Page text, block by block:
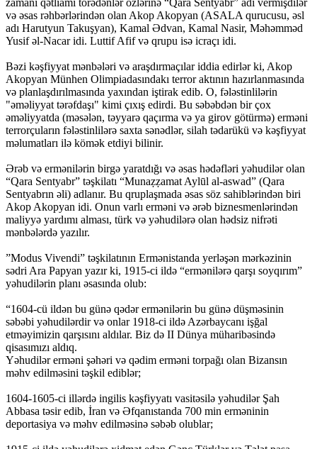
və əsas rəhbərlərindən olan Akop Akopyan (ASALA qurucusu, əsl
adı Harutyun Takuşyan), Kamal Ədvan, Kamal Nasir, Məhəmməd
Yusif əl-Nacar idi. Luttif Afif və qrupu isə icraçı idi.
Bəzi kəşfiyyat mənbələri və araşdırmaçılar iddia edirlər ki, Akop
Akopyan Münhen Olimpiadasındakı terror aktının hazırlanmasında
və planlaşdırılmasında yaxından iştirak edib. O, fələstinlilərin
"əməliyyat tərəfdaşı" kimi çıxış edirdi. Bu səbəbdən bir çox
əməliyyatda (məsələn, təyyarə qaçırma və ya girov götürmə) erməni
terrorçuların fələstinlilərə saxta sənədlər, silah tədarükü və kəşfiyyat
məlumatları ilə kömək etdiyi bilinir.
Ərəb və ermənilərin birgə yaratdığı və əsas hədəfləri yəhudilər olan
“Qara Sentyabr” təşkilatı “Munaẓẓamat Aylūl al-aswad” (Qara
Sentyabrın əli) adlanır. Bu qruplaşmada əsas söz sahiblərindən biri
Akop Akopyan idi. Onun varlı erməni və ərəb biznesmenlərindən
maliyyə yardımı alması, türk və yəhudilərə olan hədsiz nifrəti
mənbələrdə yazılır.
”Modus Vivendi” təşkilatının Ermənistanda yerləşən mərkəzinin
sədri Ara Papyan yazır ki, 1915-ci ildə “ermənilərə qarşı soyqırım”
yəhudilərin planı əsasında olub:
“1604-cü ildən bu günə qədər ermənilərin bu günə düşməsinin
səbəbi yəhudilərdir və onlar 1918-ci ildə Azərbaycanı işğal
etməyimizin qarşısını aldılar. Biz də II Dünya müharibəsində
qisasımızı aldıq.
Yəhudilər erməni şəhəri və qədim erməni torpağı olan Bizansın
məhv edilməsini təşkil ediblər;
1604-1605-ci illərdə ingilis kəşfiyyatı vasitəsilə yəhudilər Şah
Abbasa təsir edib, İran və Əfqanıstanda 700 min erməninin
deportasiya və məhv edilməsinə səbəb olublar;